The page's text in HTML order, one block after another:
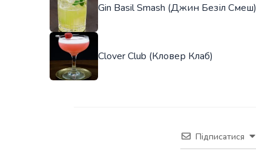
Gin Basil Smash (Джин Безіл Смеш)
Clover Club (Кловер Клаб)
Підписатися